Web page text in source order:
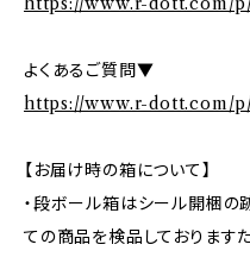
よくあるご質問▼
https://www.r-dott.com/
【お届け時の箱について】
・段ボール箱はシール開梱の
ての商品を検品しております